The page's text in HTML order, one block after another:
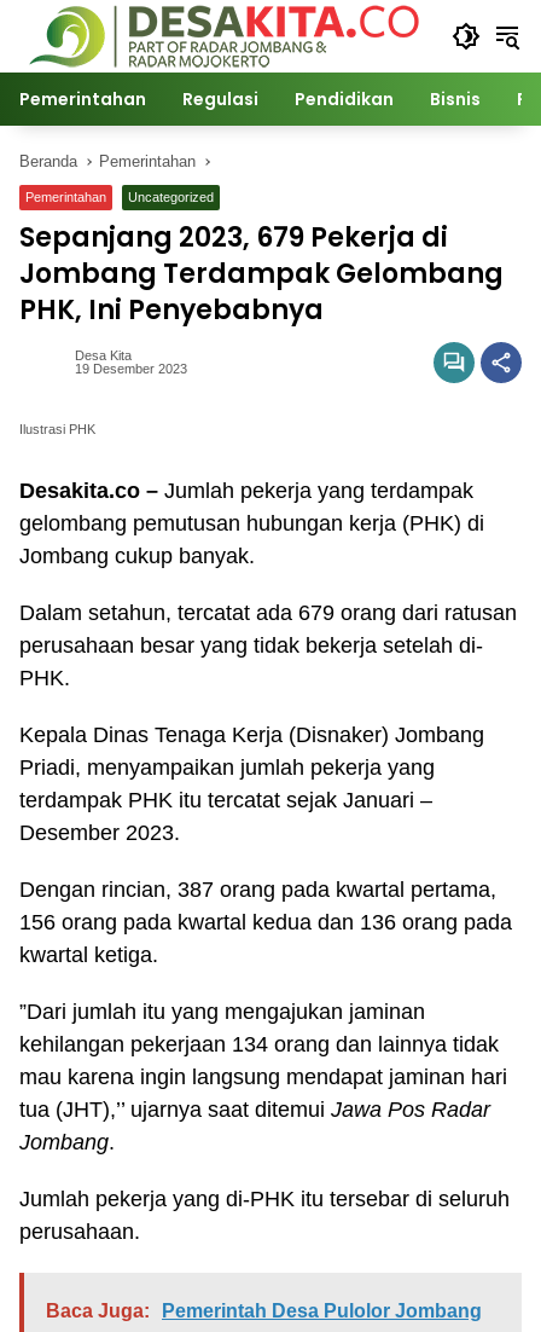
Langsung
konten
Pemerintahan Regulasi Pendidikan Bisnis
Beranda Pemerintahan
Pemerintahan Uncategorized
Sepanjang 2023, 679 Pekerja di
Jombang Terdampak Gelombang
PHK, Ini Penyebabnya
Desa Kita
19 Desember 2023
Ilustrasi PHK
Desakita.co – Jumlah pekerja yang terdampak
gelombang pemutusan hubungan kerja (PHK) di
Jombang cukup banyak.
Dalam setahun, tercatat ada 679 orang dari ratusan
perusahaan besar yang tidak bekerja setelah di-
PHK.
Kepala Dinas Tenaga Kerja (Disnaker) Jombang
Priadi, menyampaikan jumlah pekerja yang
terdampak PHK itu tercatat sejak Januari –
Desember 2023.
Dengan rincian, 387 orang pada kwartal pertama,
156 orang pada kwartal kedua dan 136 orang pada
kwartal ketiga.
”Dari jumlah itu yang mengajukan jaminan
kehilangan pekerjaan 134 orang dan lainnya tidak
mau karena ingin langsung mendapat jaminan hari
tua (JHT),’’ ujarnya saat ditemui Jawa Pos Radar
Jombang.
Jumlah pekerja yang di-PHK itu tersebar di seluruh
perusahaan.
Baca Juga:
Pemerintah Desa Pulolor Jombang